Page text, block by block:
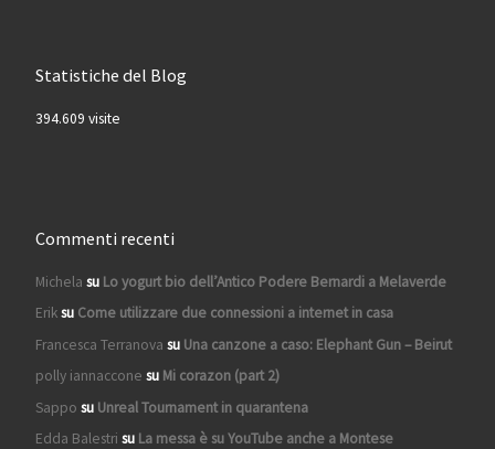
Statistiche del Blog
394.609 visite
Commenti recenti
Michela su Lo yogurt bio dell’Antico Podere Bernardi a Melaverde
Eriksu Come utilizzare due connessioni a internet in casa
Francesca Terranova su Una canzone a caso: Elephant Gun – Beirut
polly iannaccone su Mi corazon (part 2)
Sappo su Unreal Tournament in quarantena
Edda Balestri su La messa è su YouTube anche a Montese